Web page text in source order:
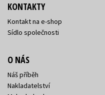
KONTAKTY
Kontakt na e-shop
Sídlo společnosti
O NÁS
Náš příběh
Nakladatelství